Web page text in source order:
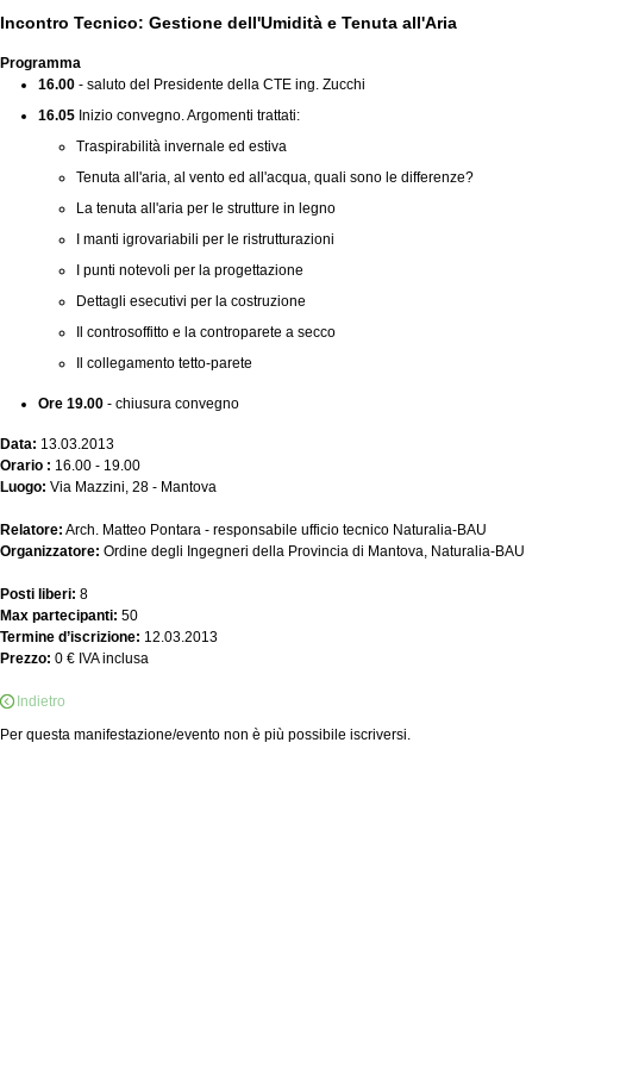
Incontro Tecnico: Gestione dell'Umidità e Tenuta all'Aria
Programma
16.00 - saluto del Presidente della CTE ing. Zucchi
16.05 Inizio convegno. Argomenti trattati:
Traspirabilità invernale ed estiva
Tenuta all'aria, al vento ed all'acqua, quali sono le differenze?
La tenuta all'aria per le strutture in legno
I manti igrovariabili per le ristrutturazioni
I punti notevoli per la progettazione
Dettagli esecutivi per la costruzione
Il controsoffitto e la controparete a secco
Il collegamento tetto-parete
Ore 19.00 - chiusura convegno
Data: 13.03.2013
Orario : 16.00 - 19.00
Luogo: Via Mazzini, 28 - Mantova
Relatore: Arch. Matteo Pontara - responsabile ufficio tecnico Naturalia-BAU
Organizzatore: Ordine degli Ingegneri della Provincia di Mantova, Naturalia-BAU
Posti liberi: 8
Max partecipanti: 50
Termine d’iscrizione: 12.03.2013
Prezzo: 0 € IVA inclusa
Indietro
Per questa manifestazione/evento non è più possibile iscriversi.